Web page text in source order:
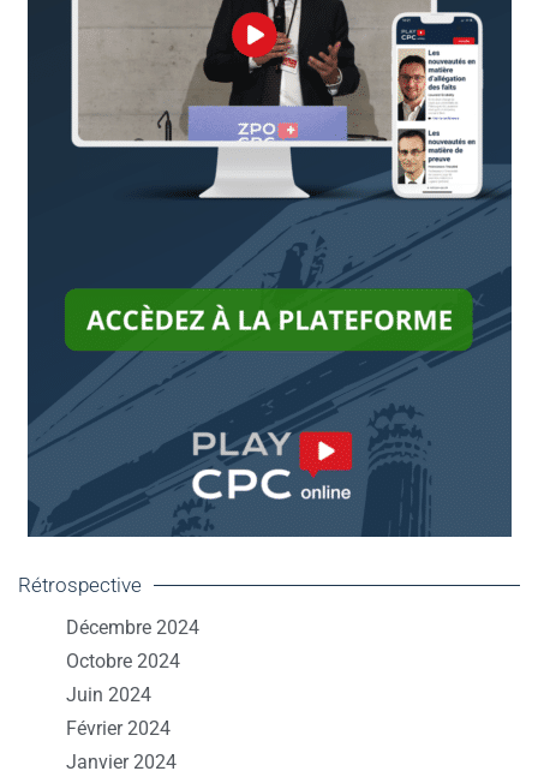
Rétrospective
Décembre 2024
Octobre 2024
Juin 2024
Février 2024
Janvier 2024